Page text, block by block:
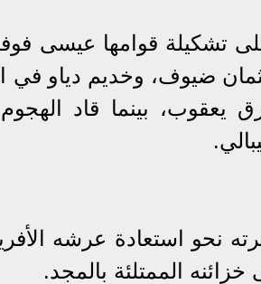
تشكيلة قوامها عيسى
ضيوف، وخديم دياو في
يعقوب، بينما قاد
نحو استعادة عرشه
الممتلئة بالمجد.